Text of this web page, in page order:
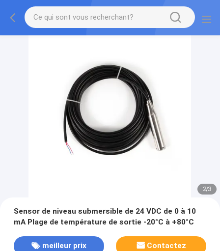
2/3
Sensor de niveau submersible de 24 VDC de 0 à 10
mA Plage de température de sortie -20°C à +80°C
meilleur prix Contactez